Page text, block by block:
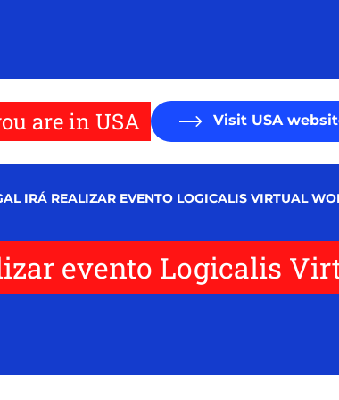
are in USA Visit USA
IRÁ REALIZAR EVENTO LOGICALIS VIRTUAL
evento Logicalis